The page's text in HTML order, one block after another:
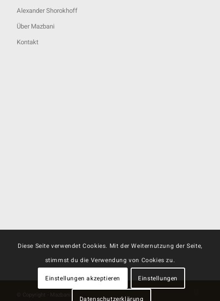
Alexander Shorokhoff
Über Mazbani
Kontakt
© Copyright - Mazbani
Diese Seite verwendet Cookies. Mit der Weiternutzung der Seite,
stimmst du die Verwendung von Cookies zu.
Einstellungen akzeptieren Einstellungen
Datenschutzerklärung